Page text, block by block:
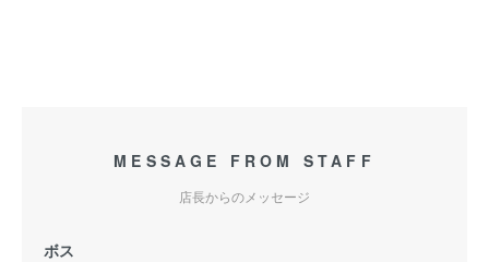
MESSAGE FROM STAFF
店長からのメッセージ
ボス